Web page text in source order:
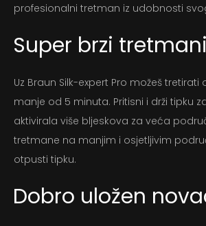
profesionalni tretman iz udobnosti
Super brzi tretmani
Uz Braun Silk-expert Pro možeš tretirati
manje od 5 minuta. Pritisni i drži tipku
aktivirala više bljeskova za veća
tretmane na manjim i osjetljivim
otpusti tipku.
Dobro uložen